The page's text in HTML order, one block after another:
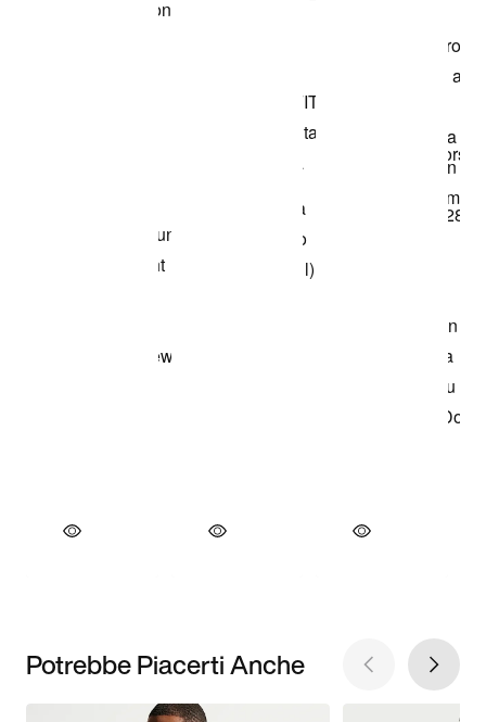
Potrebbe Piacerti Anche